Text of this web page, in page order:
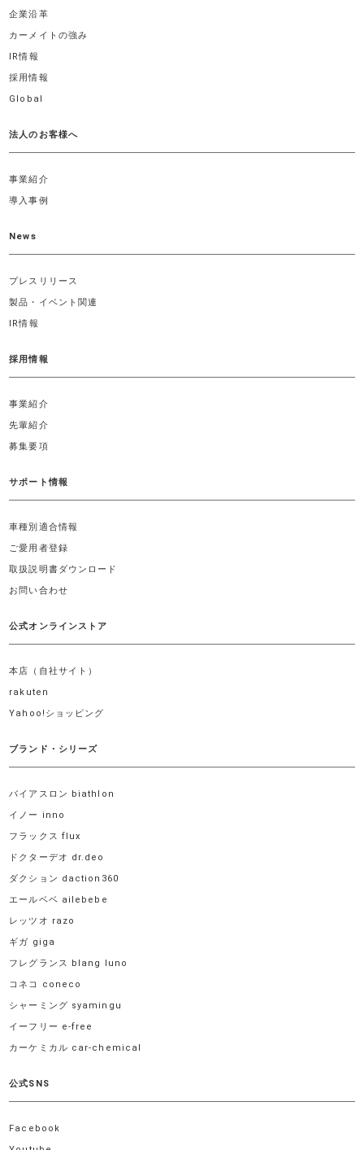
企業沿革
カーメイトの強み
IR情報
採用情報
Global
法人のお客様へ
事業紹介
導入事例
News
プレスリリース
製品・イベント関連
IR情報
採用情報
事業紹介
先輩紹介
募集要項
サポート情報
車種別適合情報
ご愛用者登録
取扱説明書ダウンロード
お問い合わせ
公式オンラインストア
本店（自社サイト）
rakuten
Yahoo!ショッピング
ブランド・シリーズ
バイアスロン biathlon
イノー inno
フラックス flux
ドクターデオ dr.deo
ダクション daction360
エールベベ ailebebe
レッツオ razo
ギガ giga
フレグランス blang luno
コネコ coneco
シャーミング syamingu
イーフリー e-free
カーケミカル car-chemical
公式SNS
Facebook